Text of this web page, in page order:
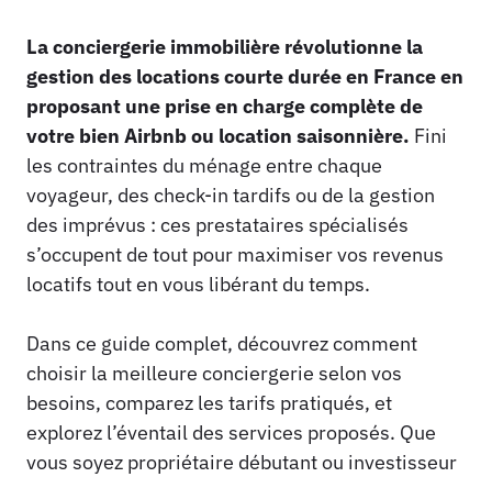
La conciergerie immobilière révolutionne la
gestion des locations courte durée en France en
proposant une prise en charge complète de
votre bien Airbnb ou location saisonnière. Fini
les contraintes du ménage entre chaque
voyageur, des check-in tardifs ou de la gestion
des imprévus : ces prestataires spécialisés
s’occupent de tout pour maximiser vos revenus
locatifs tout en vous libérant du temps.
Dans ce guide complet, découvrez comment
choisir la meilleure conciergerie selon vos
besoins, comparez les tarifs pratiqués, et
explorez l’éventail des services proposés. Que
vous soyez propriétaire débutant ou investisseur